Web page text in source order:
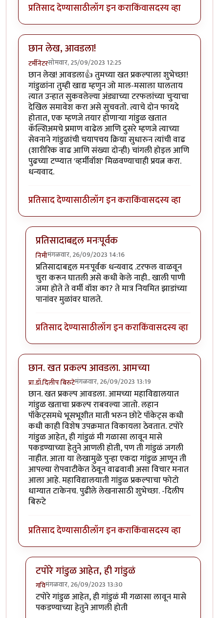
प्रतिसाद देण्यासाठीलॉग इन कराकिंवासदस्य व्हा
छान लेख, आवडला!
टर्मीनेटरसोमवार, 25/09/2023 12:25
छान लेख! आवडला👍 तुमच्या खत प्रकल्पाला शुभेच्छा!
गांडुळांना तुम्ही खाद्य म्हणुन जो माल-मसाला घालताय
त्यात उन्हात सुकवलेल्या अंड्याच्या टरफलांच्या चुऱ्याचा
देखिल समावेश करा असे सुचवतो. त्याचे दोन फायदे
होतात, एक म्हणजे तयार होणाऱ्या गांडुळ खतात
कॅल्शिअमचे प्रमाण वाढेल आणि दुसरे म्हणजे त्याच्या
सेवनाने गांडुळांची चयापचय क्रिया सुधारुन त्यांची वाढ
(शारीरिक वाढ आणि संख्या दोन्ही) चांगली होइल आणि
पुढच्या टप्प्यात 'व्हर्मीवॉश' मिळवण्याचाही प्रयत्न करा.
धन्यवाद.
प्रतिसाद देण्यासाठीलॉग इन कराकिंवासदस्य व्हा
प्रतिसादाबद्दल मनःपूर्वक
निमीमंगळवार, 26/09/2023 14:16
In reply toछान लेख, आवडला!byटर्मीनेटर
प्रतिसादाबद्दल मनःपूर्वक धन्यवाद .टरफल वाळवून
चुरा करून घातली असे कधी केले नाही.. खाली पाणी
जमा होते ते वर्मी वॉश का? ते मात्र नियमित झाडांच्या
पानांवर मुळांवर घालते.
प्रतिसाद देण्यासाठीलॉग इन कराकिंवासदस्य व्हा
छान. खत प्रकल्प आवडला. आमच्या
प्रा.डॉ.दिलीप बिरुटेमंगळवार, 26/09/2023 13:19
छान. खत प्रकल्प आवडला. आमच्या महाविद्यालयात
गांडुळ खताचा प्रकल्प राबवल्या जातो. लहान
पॉकेट्समधे भूसभूशीत माती भरुन छोटे पॉकेट्स कधी
कधी काही विशेष उपक्रमात विकायला ठेवतात. टपोरे
गांडुळ आहेत, ही गांडुळं मी गळासा लावून मासे
पकडण्याच्या हेतुने आणली होती, पण ती गांडुळं जगली
नाहीत. आता या लेखामुळे पुन्हा एकदा गांडुळ आणून ती
आपल्या रोपवाटीकेत ठेवून वाढवावी असा विचार मनात
आला आहे. महाविद्यालयाती गांडुळ प्रकल्पाचा फोटो
धाग्यात टाकेनच. पुढीले लेखनासाठी शुभेच्छा. -दिलीप
बिरुटे
प्रतिसाद देण्यासाठीलॉग इन कराकिंवासदस्य व्हा
टपोरे गांडुळ आहेत, ही गांडुळं
गविमंगळवार, 26/09/2023 13:30
In reply toछान. खत प्रकल्प आवडला. आमच्याby
टपोरे गांडुळ आहेत, ही गांडुळं मी गळासा लावून मासे
पकडण्याच्या हेतुने आणली होती